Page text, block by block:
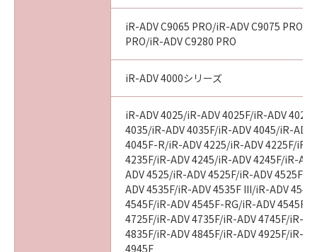
iR-ADV C9065 PRO/iR-ADV C9075 PRO/
PRO/iR-ADV C9280 PRO
iR-ADV 4000シリーズ
iR-ADV 4025/iR-ADV 4025F/iR-ADV
4035/iR-ADV 4035F/iR-ADV 4045/iR-ADV
4045F-R/iR-ADV 4225/iR-ADV 4225F/iR-
4235F/iR-ADV 4245/iR-ADV 4245F/iR-
ADV 4525/iR-ADV 4525F/iR-ADV 4525F
ADV 4535F/iR-ADV 4535F III/iR-ADV
4545F/iR-ADV 4545F-RG/iR-ADV 4545F
4725F/iR-ADV 4735F/iR-ADV 4745F/iR-
4835F/iR-ADV 4845F/iR-ADV 4925F/iR-
4945F